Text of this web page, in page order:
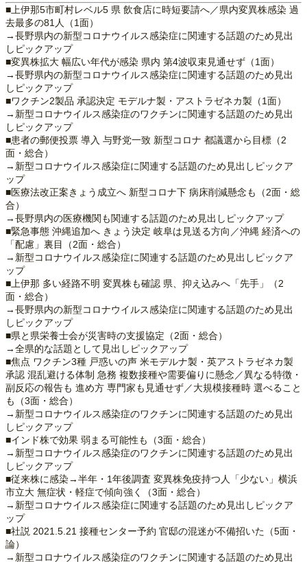
■上伊那5市町村レベル5 県 飲食店に時短要請へ／県内変異株感染 過
去最多の81人（1面）
→長野県内の新型コロナウイルス感染症に関連する話題のため見出
しピックアップ
■変異株拡大 幅広い年代が感染 県内 第4波収束見通せず（1面）
→長野県内の新型コロナウイルス感染症に関連する話題のため見出
しピックアップ
■ワクチン2製品 承認決定 モデルナ製・アストラゼネカ製（1面）
→新型コロナウイルス感染症のワクチンに関連する話題のため見出
しピックアップ
■患者の郵便投票 導入 与野党一致 新型コロナ 都議選から目標（2
面・総合）
→新型コロナウイルス感染症に関連する話題のため見出しピックア
ップ
■医療法改正案きょう成立へ 新型コロナ下 病床削減懸念も（2面・総
合）
→長野県内の医療機関も関連する話題のため見出しピックアップ
■緊急事態 沖縄追加へ きょう決定 岐阜は見送る方向／沖縄 経済への
「配慮」裏目（2面・総合）
→新型コロナウイルス感染症に関連する話題のため見出しピックア
ップ
■上伊那 多い経路不明 変異株も確認 県、抑え込みへ「先手」（2
面・総合）
→長野県内の新型コロナウイルス感染症に関連する話題のため見出
しピックアップ
■県と県栄養士会が災害時の支援協定（2面・総合）
→全県的な話題として見出しピックアップ
■焦点 ワクチン3種 戸惑いの声 米モデルナ製・英アストラゼネカ製
承認 混乱避ける体制 急務 複数接種や需要偏りに懸念／異なる特徴・
副反応の報告も 進め方 専門家も見通せず／大規模接種時 選べること
も（3面・総合）
→新型コロナウイルス感染症のワクチンに関連する話題のため見出
しピックアップ
■インド株で効果 弱まる可能性も（3面・総合）
→新型コロナウイルス感染症のワクチンに関連する話題のため見出
しピックアップ
■従来株に感染→半年・1年後調査 変異株免疫持つ人「少ない」横浜
市立大 無症状・軽症で傾向強く（3面・総合）
→新型コロナウイルス感染症に関連する話題のため見出しピックア
ップ
■社説 2021.5.21 接種センター予約 官邸の混迷が不備招いた（5面・
論）
→新型コロナウイルス感染症のワクチンに関連する話題のため見出